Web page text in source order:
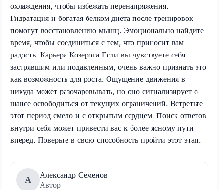
охлаждения, чтобы избежать перенапряжения.
Гидратация и богатая белком диета после тренировок
помогут восстановлению мышц. Эмоционально найдите
время, чтобы соединиться с тем, что приносит вам
радость. Карьера Козерога Если вы чувствуете себя
застрявшим или подавленным, очень важно признать это
как возможность для роста. Ощущение движения в
никуда может разочаровывать, но оно сигнализирует о
шансе освободиться от текущих ограничений. Встретьте
этот период смело и с открытым сердцем. Поиск ответов
внутри себя может привести вас к более ясному пути
вперед. Поверьте в свою способность пройти этот этап.
А
Александр Семенов
Автор